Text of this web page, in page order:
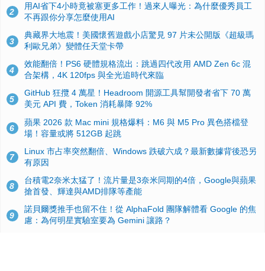
2
用AI省下4小時竟被塞更多工作！過來人曝光：為什麼優秀員工
不再跟你分享怎麼使用AI
3
典藏界大地震！美國懷舊遊戲小店驚見 97 片未公開版《超級瑪
利歐兄弟》變體任天堂卡帶
4
效能翻倍！PS6 硬體規格流出：跳過四代改用 AMD Zen 6c 混
合架構，4K 120fps 與全光追時代來臨
5
GitHub 狂攬 4 萬星！Headroom 開源工具幫開發者省下 70 萬
美元 API 費，Token 消耗暴降 92%
6
蘋果 2026 款 Mac mini 規格爆料：M6 與 M5 Pro 異色搭檔登
場！容量或將 512GB 起跳
7
Linux 市占率突然翻倍、Windows 跌破六成？最新數據背後恐另
有原因
8
台積電2奈米太猛了！流片量是3奈米同期的4倍，Google與蘋果
搶首發、輝達與AMD排隊等產能
9
諾貝爾獎推手也留不住！從 AlphaFold 團隊解體看 Google 的焦
慮：為何明星實驗室要為 Gemini 讓路？